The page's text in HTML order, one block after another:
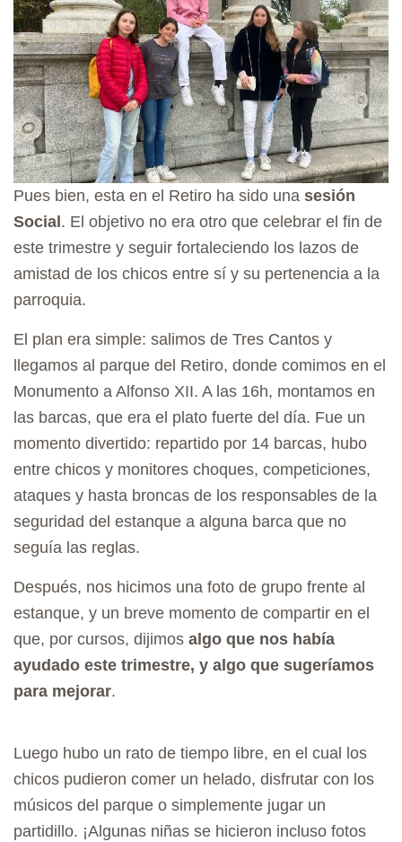
Pues bien, esta en el Retiro ha sido una sesión
Social . El objetivo no era otro que celebrar el fin de
este trimestre y seguir fortaleciendo los lazos de
amistad de los chicos entre sí y su pertenencia a la
parroquia.
El plan era simple: salimos de Tres Cantos y
llegamos al parque del Retiro, donde comimos en el
Monumento a Alfonso XII. A las 16h, montamos en
las barcas, que era el plato fuerte del día. Fue un
momento divertido: repartido por 14 barcas, hubo
entre chicos y monitores choques, competiciones,
ataques y hasta broncas de los responsables de la
seguridad del estanque a alguna barca que no
seguía las reglas.
Después, nos hicimos una foto de grupo frente al
estanque, y un breve momento de compartir en el
que, por cursos, dijimos algo que nos había
ayudado este trimestre, y algo que sugeríamos
para mejorar.
Luego hubo un rato de tiempo libre, en el cual los
chicos pudieron comer un helado, disfrutar con los
músicos del parque o simplemente jugar un
partidillo. ¡Algunas niñas se hicieron incluso fotos